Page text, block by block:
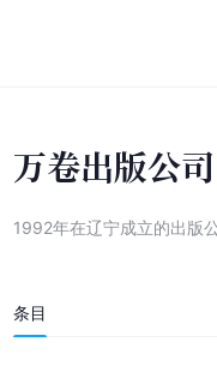
万卷出版公司
1992年在辽宁成立的出版
条目